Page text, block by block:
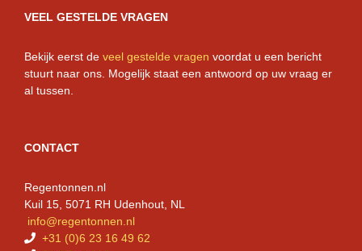
Bekijk eerst deveel gestelde vragenvoordat u een bericht
stuurt naar ons. Mogelijk staat een antwoord op uw vraag er
Regentonnen.nl
Kuil 15, 5071 RH Udenhout, NL
info@regentonnen.nl